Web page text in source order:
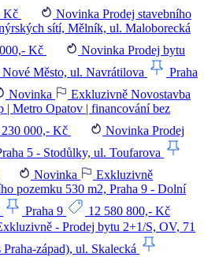
Kč Novinka Prodej stavebního
sítí, Mělník, ul. Maloborecká
Kč Novinka Prodej bytu
Město, ul. Navrátilova
Praha
Novinka Exkluzivně Novostavba
| Metro Opatov | financování bez
000,- Kč Novinka Prodej
5 - Stodůlky, ul. Toufarova
Novinka
Exkluzivně
pozemku 530 m2, Praha 9 - Dolní
Praha 9
12 580 800,- Kč
- Prodej bytu 2+1/S, OV, 71
západ), ul. Skalecká